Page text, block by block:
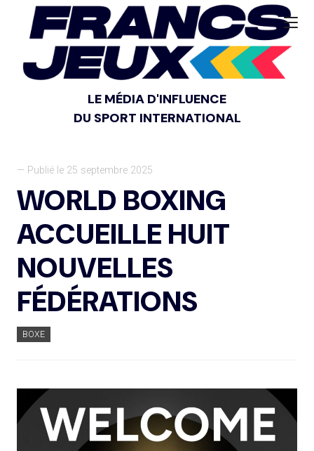
LE MÉDIA D'INFLUENCE
DU SPORT INTERNATIONAL
— Publié le 25 septembre 2025
WORLD BOXING
ACCUEILLE HUIT
NOUVELLES
FÉDÉRATIONS
BOXE